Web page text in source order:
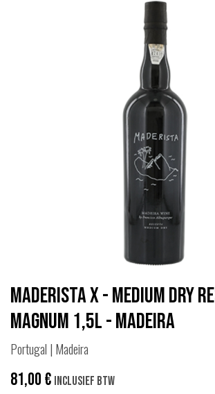
Maderista X - Medium Dry
Magnum 1,5L - Madeira
Portugal | Madeira
81,00€ Inclusief btw